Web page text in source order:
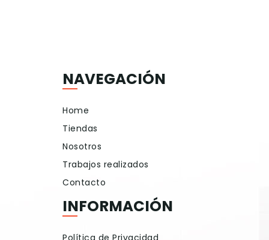
NAVEGACIÓN
Home
Tiendas
Nosotros
Trabajos realizados
Contacto
INFORMACIÓN
Política de Privacidad